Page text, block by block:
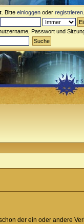
. Bitte einloggen oder registrieren
Passwort und
der ein oder andere